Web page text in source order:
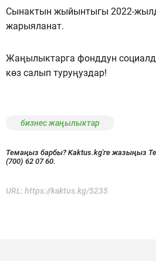
Сынактын жыйынтыгы 2022-
жарыяланат.
Жаңылыктарга фонддун
көз салып туруңуздар!
бизнес жаңылыктар
Темаңыз барбы? Kaktus.kg'ге жазыңыз
(700) 62 07 60.
URL: https://kaktus.kg/5235